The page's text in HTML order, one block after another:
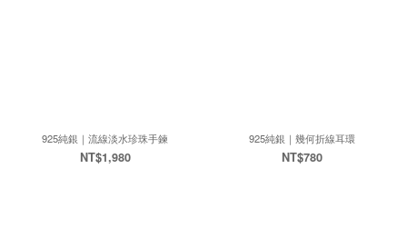
925純銀｜流線淡水珍珠手鍊
NT$1,980
925純銀｜幾何折線耳環
NT$780